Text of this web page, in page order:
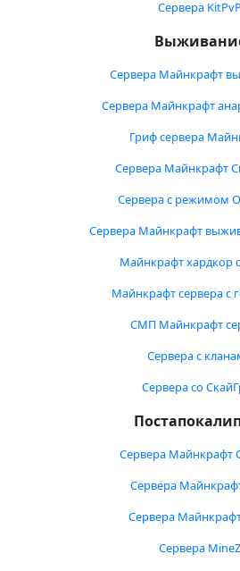
Сервера KitPvP
Сервера Майнкрафт
Сервера Майнкрафт
Гриф сервера
Сервера Майнкрафт
Сервера с режимом
Сервера Майнкрафт
Майнкрафт хардкор
Майнкрафт сервера с
СМП Майнкрафт
Сервера с
Сервера со
Сервера Майнкрафт
Сервера
Сервера
Сервера MineZ